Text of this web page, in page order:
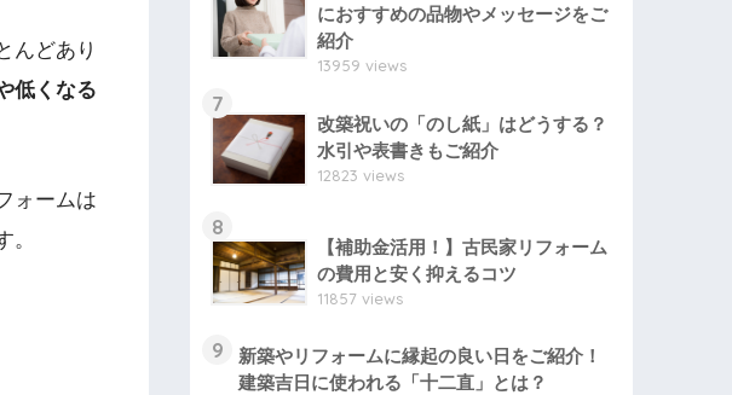
んどあり
低くなる
ォームは
。
におすすめの品物やメッセージをご
紹介
13959 views
7
改築祝いの「のし紙」はどうする？
水引や表書きもご紹介
12823 views
8
【補助金活用！】古民家リフォーム
の費用と安く抑えるコツ
11857 views
9
新築やリフォームに縁起の良い日をご紹介！
建築吉日に使われる「十二直」とは？